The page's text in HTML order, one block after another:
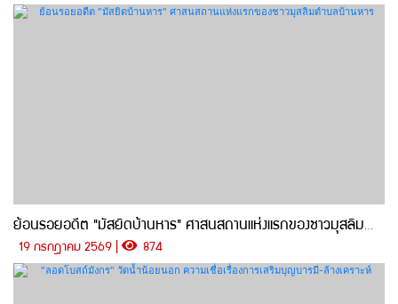
ย้อนรอยอดีต "มัสยิดบ้านหาร" ศาสนสถานแห่งแรกของชาวมุสลิมตำบลบ้านหาร
19 กรกฎาคม 2569 | 874